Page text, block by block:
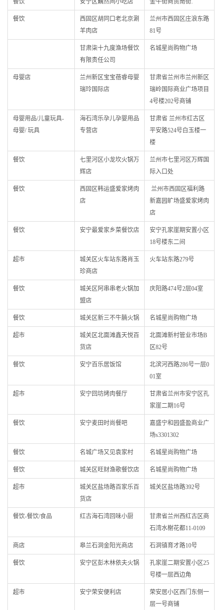
餐饮 安宁区藕然间小吃店 金牛街商贸南街.
餐饮
西固区胡同口老北京涮
羊肉店
兰州市西固区庄浪东路
81号
甘肃柒十九度渔场餐饮
有限责任公司
名城星尚购物广场
母婴店
兰州新区宝宝蓓睿母婴
瑞玲国际店
甘肃省兰州市兰州新区
瑞岭国际商业广场项目
4号楼202号商铺
母婴用品/儿童玩具-
母婴/ 玩具
海石湾乐孕儿孕婴用品
专营店
甘肃省 兰州市红古区
平安路524号白玉楼一
楼
餐饮
七里河区小龙坎火锅万
辉店
兰州市七里河区万辉国
际入口处
餐饮
西固区韩运盛爱家烤肉
店
兰州市西固区福利路
新嘉园旷场盛爱家烤肉
店
餐饮 安宁最爱家乡菜餐饮店
安宁孔家崖期安置小区
18号楼东二间
超市
城关区火车站东路肖玉
珍商店
火车站东路279号
餐饮
城关区阿串串老火锅加
盟店
庆阳路474号2层04室
餐饮 城关区新三不牛腩火锅 名城星尚购物广场
超市
城关区北面滩鑫天悦百
货店
北面滩新村管业市场B
区82号
餐饮 安宁百乐居饭馆
北滨河西路286号一层0
01室
超市 安宁回坊烤肉餐厅
甘肃省兰州市安宁区孔
家崖二期16号
餐饮 安宁麦田时尚餐吧
嘉盛宁和园盛盈商业广
场s3301302
餐饮 名城广场又见袁家村 名城星尚购物广场
餐饮 城关区旺财渔歌餐饮店 名城星尚购物广场
超市
城关区盐场路百家乐百
货店
城关区盐场路392号
餐饮-餐饮/食品 红古海石湾回味小厨
甘肃省兰州西红古区商
石湾水榭花都11-0109
商店 皋兰石洞金阳光商店 石洞镇育才路10号
餐饮 安宁区彭木林依夫火锅
孔家崖二期安置小区25
号楼一层西边角
超市 安宁荣安便利店
荣安居小区西门东侧一
层一号商铺